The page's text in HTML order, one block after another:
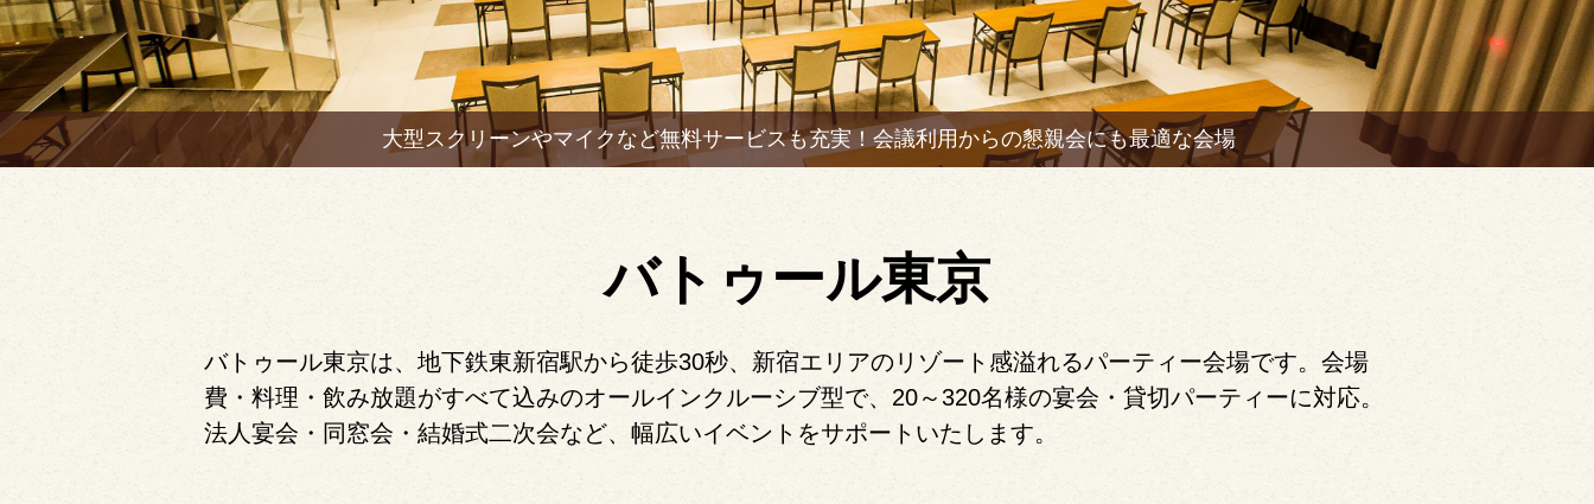
大型スクリーンやマイクなど無料サービスも充実！ 会議利用からの懇親会にも最適な会場
バトゥール東京
バトゥール東京は、地下鉄東新宿駅から徒歩30秒、新宿エリアのリゾート感溢れるパーティー会場です。会場
費・料理・飲み放題がすべて込みのオールインクルーシブ型で、20～320名様の宴会・貸切パーティーに対応。
法人宴会・同窓会・結婚式二次会など、幅広いイベントをサポートいたします。